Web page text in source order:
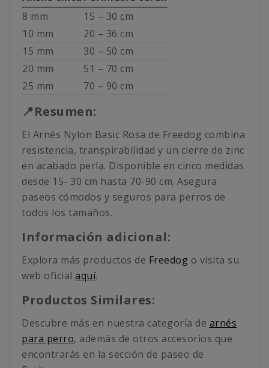
8 mm
15 – 30 cm
10 mm
20 – 36 cm
15 mm
30 – 50 cm
20 mm
51 – 70 cm
25 mm
70 – 90 cm
📍Resumen:
El Arnés Nylon Basic Rosa de Freedog combina
resistencia, transpirabilidad y un cierre de zinc
en acabado perla. Disponible en cinco medidas
desde 15- 30 cm hasta 70-90 cm. Asegura
paseos cómodos y seguros para perros de
todos los tamaños.
Información adicional:
Explora más productos de Freedog o visita su
web oficial aquí.
Productos Similares:
Descubre más en nuestra categoría de arnés
para perro, además de otros accesorios que
encontrarás en la sección de paseo de